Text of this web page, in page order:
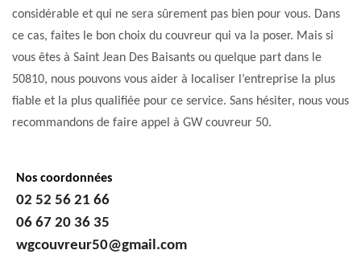
considérable et qui ne sera sûrement pas bien pour vous. Dans
ce cas, faites le bon choix du couvreur qui va la poser. Mais si
vous êtes à Saint Jean Des Baisants ou quelque part dans le
50810, nous pouvons vous aider à localiser l’entreprise la plus
fiable et la plus qualifiée pour ce service. Sans hésiter, nous vous
recommandons de faire appel à GW couvreur 50.
Nos coordonnées
02 52 56 21 66
06 67 20 36 35
wgcouvreur50@gmail.com